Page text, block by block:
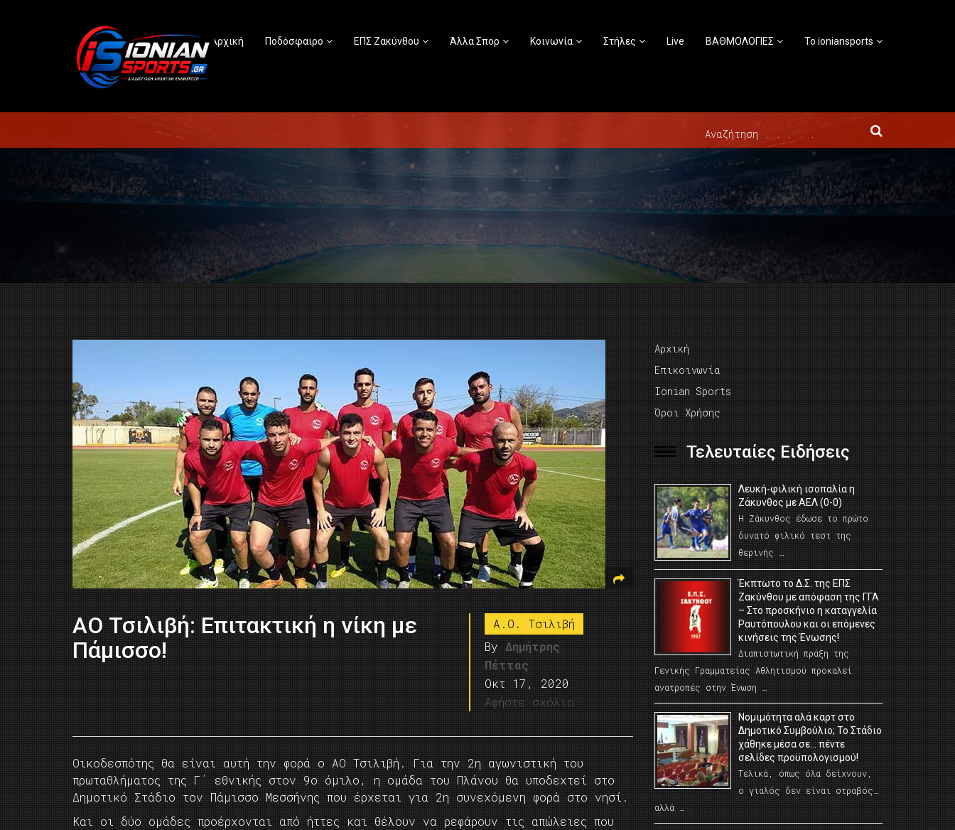
Αρχική Ποδόσφαιρο ΕΠΣ Ζακύνθου Άλλα Σπορ Κοινωνία Στήλες Live ΒΑΘΜΟΛΟΓΙΕΣ Το ioniansports
ΑΟ Τσιλιβή: Επιτακτική η νίκη με
Πάμισσο!
Α.Ο. Τσιλιβή
By Δημήτρης
Πέττας
Οκτ 17, 2020
Αφήστε σχόλιο
Οικοδεσπότης θα είναι αυτή την φορά ο ΑΟ Τσιλιβή. Για την 2η αγωνιστική του
πρωταθλήματος της Γ΄ εθνικής στον 9ο όμιλο, η ομάδα του Πλάνου θα υποδεχτεί στο
Δημοτικό Στάδιο τον Πάμισσο Μεσσήνης που έρχεται για 2η συνεχόμενη φορά στο νησί.
Και οι δύο ομάδες προέρχονται από ήττες και θέλουν να ρεφάρουν τις απώλειες που
Αρχική
Επικοινωνία
Ionian Sports
Όροι Χρήσης
Τελευταίες Ειδήσεις
Λευκή-φιλική ισοπαλία η
Ζάκυνθος με ΑΕΛ (0-0)
Η Ζάκυνθος έδωσε το πρώτο
δυνατό φιλικό τεστ της
θερινής …
Έκπτωτο το Δ.Σ. της ΕΠΣ
Ζακύνθου με απόφαση της ΓΓΑ
– Στο προσκήνιο η καταγγελία
Ραυτόπουλου και οι επόμενες
κινήσεις της Ένωσης!
Διαπιστωτική πράξη της
Γενικής Γραμματείας Αθλητισμού προκαλεί
ανατροπές στην Ένωση …
Νομιμότητα αλά καρτ στο
Δημοτικό Συμβούλιο; Το Στάδιο
χάθηκε μέσα σε… πέντε
σελίδες προϋπολογισμού!
Τελικά, όπως όλα δείχνουν,
ο γιαλός δεν είναι στραβός…
αλλά …